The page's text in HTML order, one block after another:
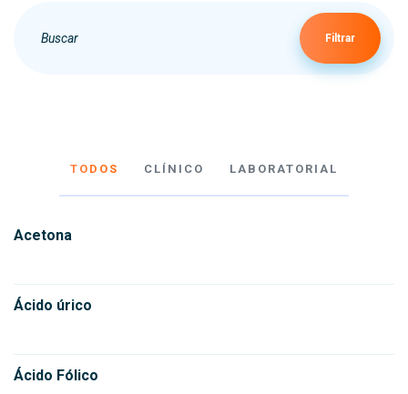
Filtrar
TODOS CLÍNICO LABORATORIAL
Acetona
Ácido úrico
Ácido Fólico